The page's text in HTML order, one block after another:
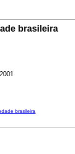
brasileira
brasileira